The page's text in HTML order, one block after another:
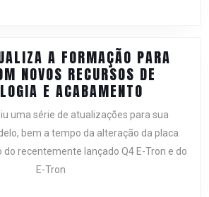
MACHUCA
DA
FORMAÇÃO
DO
REINO
UNIDO
A FORMAÇÃO PARA
NOVOS RECURSOS DE
E ACABAMENTO
AUDI
ATUALIZA
A
uma série de atualizações para sua
bem a tempo da alteração da placa
do recentemente lançado Q4 E-Tron e do
E-Tron